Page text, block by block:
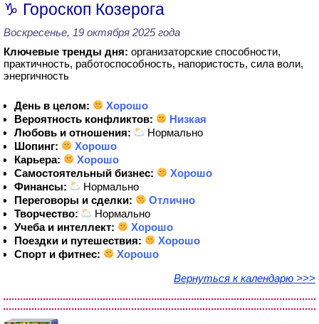
Гороскоп Козерога
Воскресенье, 19 октября 2025 года
Ключевые тренды дня: организаторские способности,
практичность, работоспособность, напористость, сила воли,
энергичность
День в целом:
Хорошо
Вероятность конфликтов:
Низкая
Любовь и отношения:
Нормально
Шопинг:
Хорошо
Карьера:
Хорошо
Самостоятельный бизнес:
Хорошо
Финансы:
Нормально
Переговоры и сделки:
Отлично
Творчество:
Нормально
Учеба и интеллект:
Хорошо
Поездки и путешествия:
Хорошо
Спорт и фитнес:
Хорошо
Вернуться к календарю >>>